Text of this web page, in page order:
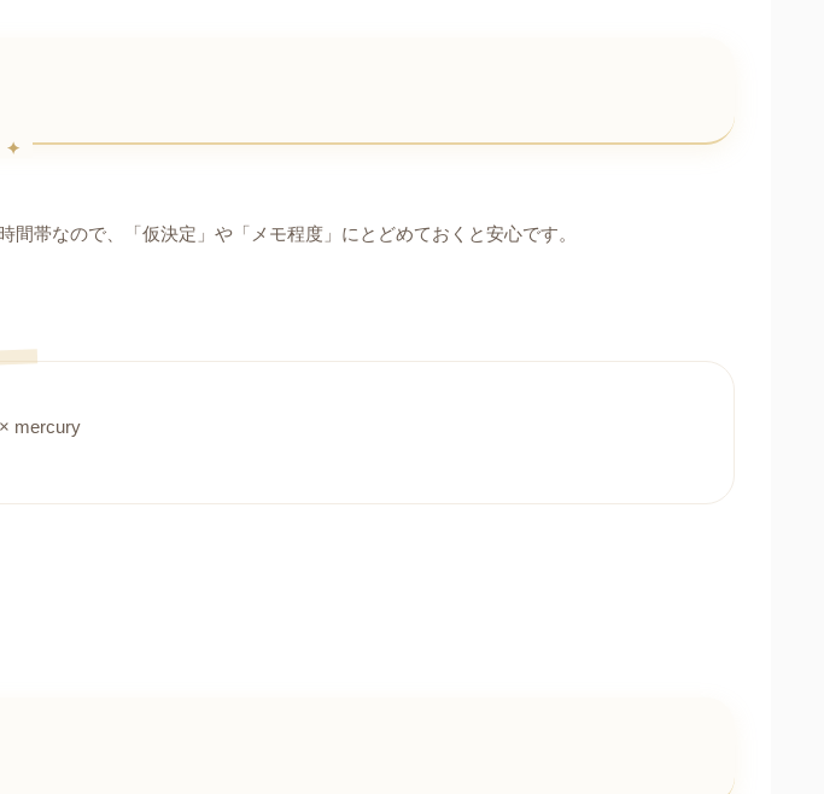
帯なので、「仮決定」や「メモ程度」にとどめておくと安心です。
mercury